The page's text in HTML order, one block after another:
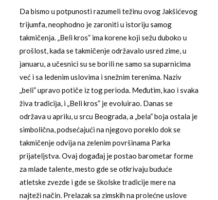
Da bismo u potpunosti razumeli težinu ovog Jakšićevog
trijumfa, neophodno je zaroniti u istoriju samog
takmičenja. „Beli kros” ima korene koji sežu duboko u
prošlost, kada se takmičenje održavalo usred zime, u
januaru, a učesnici su se borili ne samo sa suparnicima
već i sa ledenim uslovima i snežnim terenima. Naziv
„beli” upravo potiče iz tog perioda. Međutim, kao i svaka
živa tradicija, i „Beli kros” je evoluirao. Danas se
održava u aprilu, u srcu Beograda, a „bela” boja ostala je
simbolična, podsećajući na njegovo poreklo dok se
takmičenje odvija na zelenim površinama Parka
prijateljstva. Ovaj događaj je postao barometar forme
za mlade talente, mesto gde se otkrivaju buduće
atletske zvezde i gde se školske tradicije mere na
najteži način. Prelazak sa zimskih na prolećne uslove